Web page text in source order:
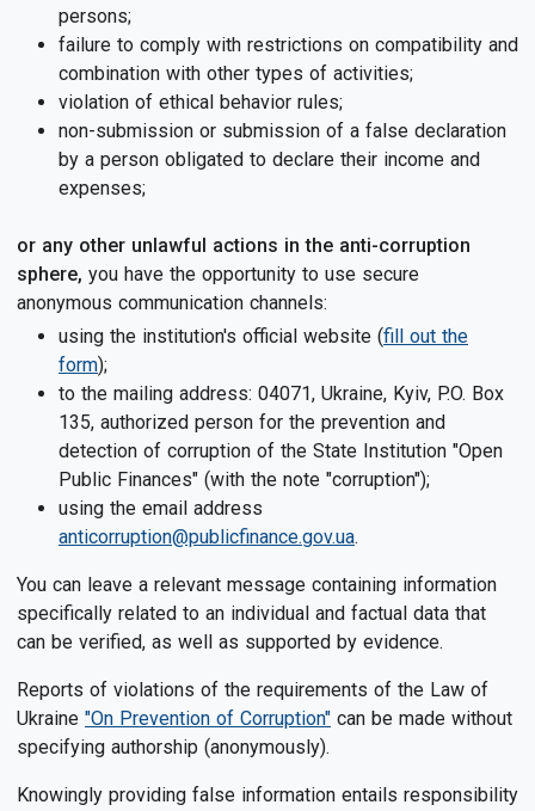
persons;
failure to comply with restrictions on compatibility and
combination with other types of activities;
violation of ethical behavior rules;
non-submission or submission of a false declaration
by a person obligated to declare their income and
expenses;
or any other unlawful actions in the anti-corruption
sphere, you have the opportunity to use secure
anonymous communication channels:
using the institution's official website (fill out the
form);
to the mailing address: 04071, Ukraine, Kyiv, P.O. Box
135, authorized person for the prevention and
detection of corruption of the State Institution "Open
Public Finances" (with the note "corruption");
using the email address
anticorruption@publicfinance.gov.ua.
You can leave a relevant message containing information
specifically related to an individual and factual data that
can be verified, as well as supported by evidence.
Reports of violations of the requirements of the Law of
Ukraine "On Prevention of Corruption" can be made without
specifying authorship (anonymously).
Knowingly providing false information entails responsibility